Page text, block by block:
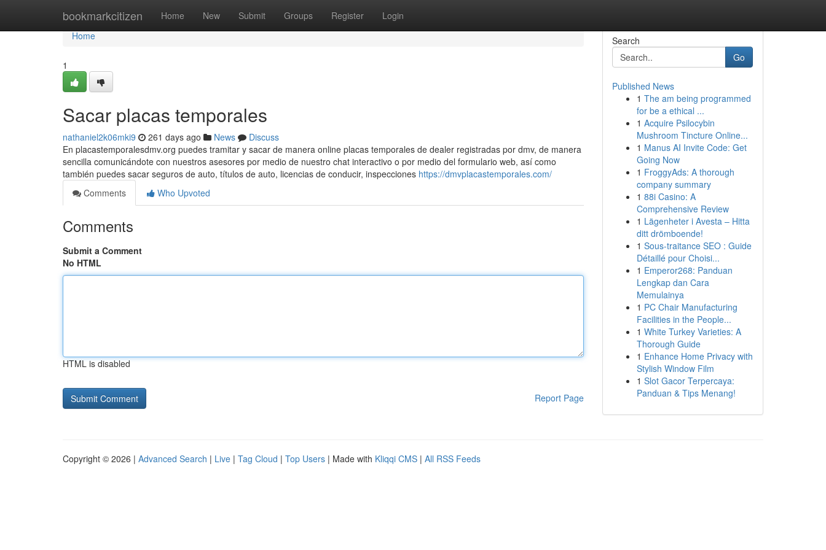
bookmarkcitizen Home New Submit Groups Register Login
Home
Home
1
Sacar placas temporales
nathaniel2k06mki9 261 days ago News
Discuss
En placastemporalesdmv.org puedes tramitar y sacar de manera online placas temporales de dealer registradas por dmv, de manera
sencilla comunicándote con nuestros asesores por medio de nuestro chat interactivo o por medio del formulario web, así como
también puedes sacar seguros de auto, títulos de auto, licencias de conducir, inspecciones https://dmvplacastemporales.com/
Comments
Who Upvoted
Comments
Submit a Comment
No HTML
HTML is disabled
Report Page
Search
Go
Published News
1 The am being programmed
for be a ethical ...
1 Acquire Psilocybin
Mushroom Tincture Online...
1 Manus AI Invite Code: Get
Going Now
1 FroggyAds: A thorough
company summary
1 88i Casino: A
Comprehensive Review
1 Lägenheter i Avesta – Hitta
ditt drömboende!
1 Sous-traitance SEO : Guide
Détaillé pour Choisi...
1 Emperor268: Panduan
Lengkap dan Cara
Memulainya
1 PC Chair Manufacturing
Facilities in the People...
1 White Turkey Varieties: A
Thorough Guide
1 Enhance Home Privacy with
Stylish Window Film
1 Slot Gacor Terpercaya:
Panduan & Tips Menang!
Copyright © 2026 | Advanced Search | Live | Tag Cloud | Top Users | Made with Kliqqi CMS | All RSS Feeds